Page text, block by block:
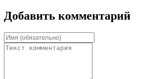
Добавить комментарий